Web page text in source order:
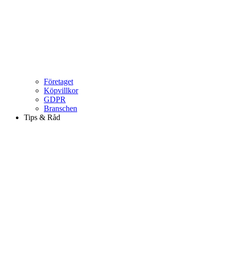
Företaget
Köpvillkor
GDPR
Branschen
Tips & Råd